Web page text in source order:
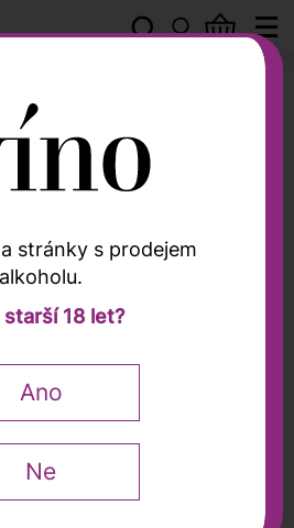
DOCG
di
0,75l
stránky s prodejem
alkoholu.
18 let?
Ano
Ne